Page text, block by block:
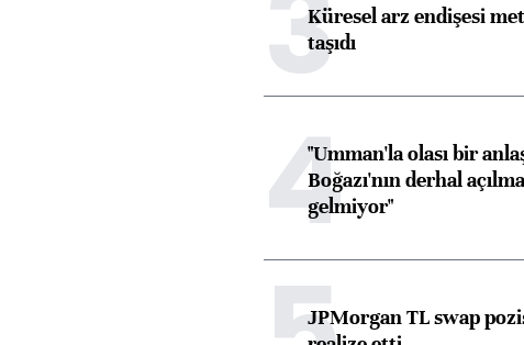
Küresel arz endişesi
taşıdı
4"Umman'la olası bir
Boğazı'nın derhal
gelmiyor"
JPMorgan TL swap